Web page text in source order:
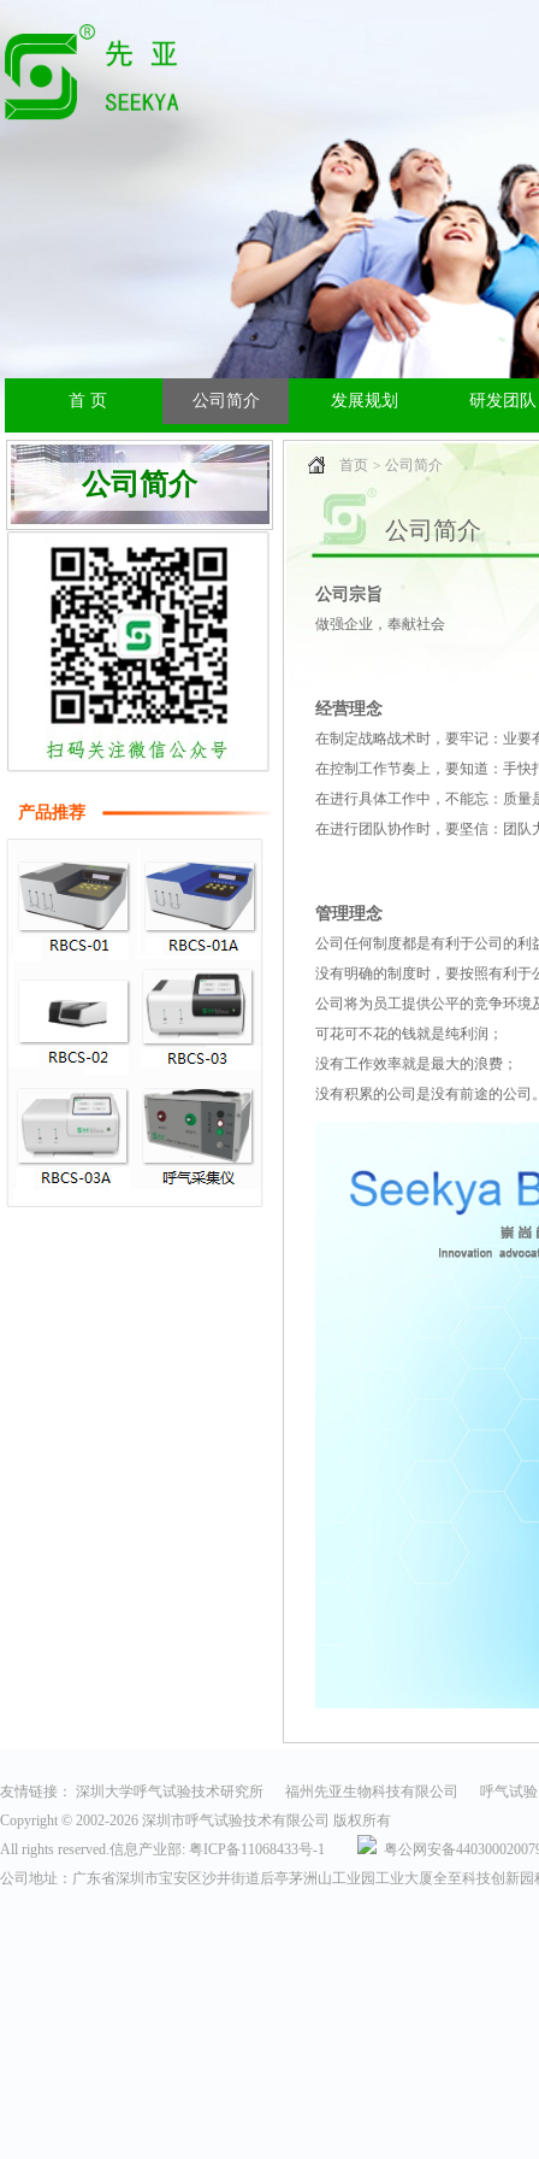
首 页 公司简介 发展规划 研发团队
公司简介
产品推荐
首页 公司简介
公司简介
公司宗旨
做强企业，奉献社会
经营理念
在制定战略战术时，要牢记：业
在控制工作节奏上，要知道：手
在进行具体工作中，不能忘：质
在进行团队协作时，要坚信：团
管理理念
公司任何制度都是有利于公司的利
没有明确的制度时，要按照有利
公司将为员工提供公平的竞争环境
可花可不花的钱就是纯利润；
没有工作效率就是最大的浪费；
没有积累的公司是没有前途的公司
友情链接： 深圳大学呼气试验技术研究所 福州先亚生物科技有限公司
呼气试
Copyright © 2002-2026 深圳市呼气试验技术有限公司 版权所有
All rights reserved.信息产业部: 粤ICP备11068433号-1
粤公网安备
公司地址：广东省深圳市宝安区沙井街道后亭茅洲山工业园工业大厦全至科技创新园